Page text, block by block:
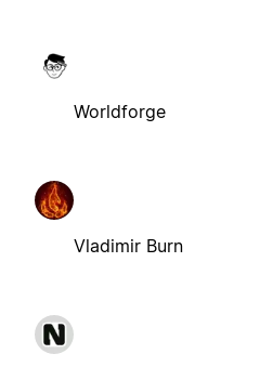
Worldforge
Vladimir Burn